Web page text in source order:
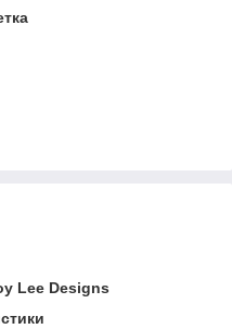
Lee Designs